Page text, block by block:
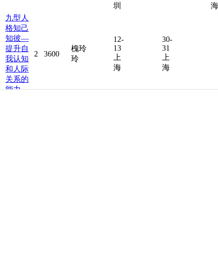
圳
海
九型人
格知己
知彼—
提升自
我认知
和人际
关系的
能力
2 3600
槐玲
玲
12-
13
上
海
30-
31
上
海